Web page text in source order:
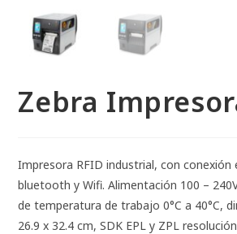
Zebra
Impresora RFID industrial, con conexión
bluetooth y Wifi. Alimentación 100 –
de temperatura de trabajo 0°C a 40°C,
26.9 x 32.4 cm, SDK EPL y ZPL